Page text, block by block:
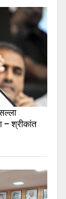
– श्रीकांत